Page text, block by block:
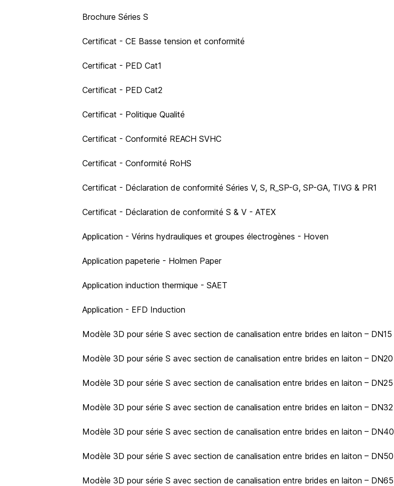
Brochure Séries S
Certificat - CE Basse tension et conformité
Certificat - PED Cat1
Certificat - PED Cat2
Certificat - Politique Qualité
Certificat - Conformité REACH SVHC
Certificat - Conformité RoHS
Certificat - Déclaration de conformité Séries V, S, R_SP-G, SP-GA, TIVG & PR1
Certificat - Déclaration de conformité S & V - ATEX
Application - Vérins hydrauliques et groupes électrogènes - Hoven
Application papeterie - Holmen Paper
Application induction thermique - SAET
Application - EFD Induction
Modèle 3D pour série S avec section de canalisation entre brides en laiton – DN15
Modèle 3D pour série S avec section de canalisation entre brides en laiton – DN20
Modèle 3D pour série S avec section de canalisation entre brides en laiton – DN25
Modèle 3D pour série S avec section de canalisation entre brides en laiton – DN32
Modèle 3D pour série S avec section de canalisation entre brides en laiton – DN40
Modèle 3D pour série S avec section de canalisation entre brides en laiton – DN50
Modèle 3D pour série S avec section de canalisation entre brides en laiton – DN65